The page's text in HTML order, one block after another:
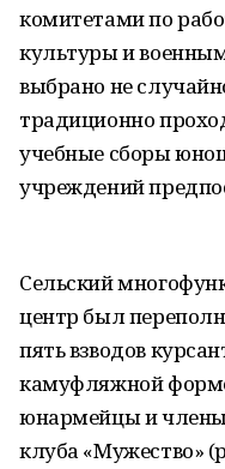
комитетами по
культуры и
выбрано не
традиционно
учебные сборы
учреждений
Сельский
центр был
пять взводов
камуфляжной
юнармейцы и члены
клуба «Мужество»